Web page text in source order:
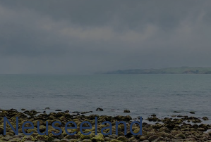
Neuseeland